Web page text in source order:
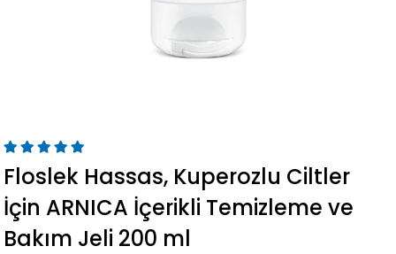
Floslek Hassas, Kuperozlu Ciltler
İçin ARNICA İçerikli Temizleme ve
Bakım Jeli 200 ml